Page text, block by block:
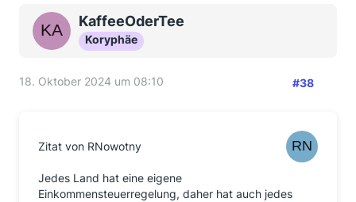
KaffeeOderTee
Koryphäe
18. Oktober 2024 um 08:10 #38
Zitat von RNowotny
Jedes Land hat eine eigene
Einkommensteuerregelung, daher hat auch jedes